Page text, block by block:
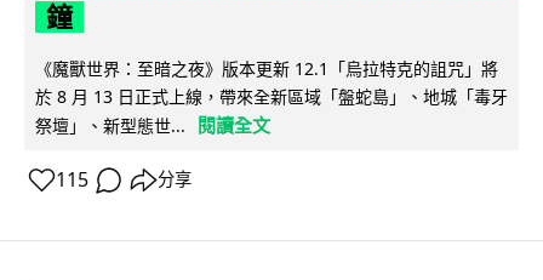
鐘
《魔獸世界：至暗之夜》版本更新 12.1「烏拉特克的詛咒」將
於 8 月 13 日正式上線，帶來全新區域「盤蛇島」、地城「毒牙
祭壇」、新型態世...
閱讀全文
115 分享